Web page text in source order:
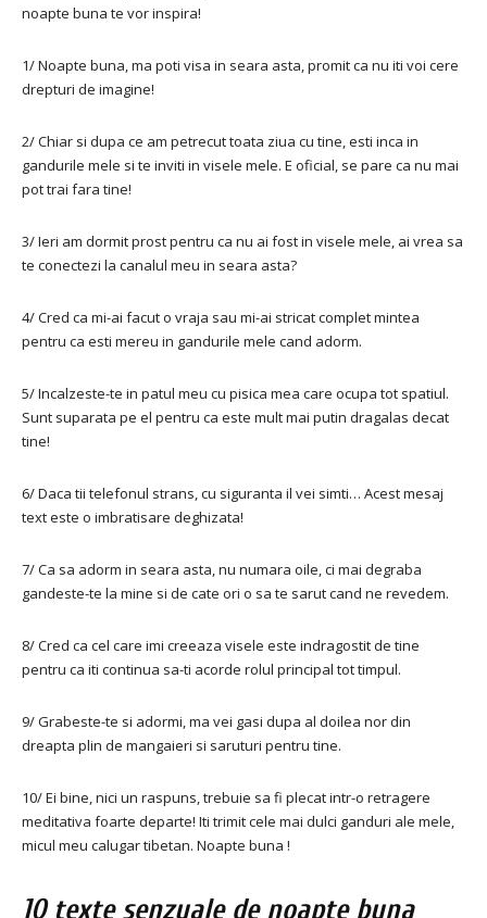
noapte buna te vor inspira!
1/ Noapte buna, ma poti visa in seara asta, promit ca nu iti voi cere
drepturi de imagine!
2/ Chiar si dupa ce am petrecut toata ziua cu tine, esti inca in
gandurile mele si te inviti in visele mele. E oficial, se pare ca nu mai
pot trai fara tine!
3/ Ieri am dormit prost pentru ca nu ai fost in visele mele, ai vrea sa
te conectezi la canalul meu in seara asta?
4/ Cred ca mi-ai facut o vraja sau mi-ai stricat complet mintea
pentru ca esti mereu in gandurile mele cand adorm.
5/ Incalzeste-te in patul meu cu pisica mea care ocupa tot spatiul.
Sunt suparata pe el pentru ca este mult mai putin dragalas decat
tine!
6/ Daca tii telefonul strans, cu siguranta il vei simti… Acest mesaj
text este o imbratisare deghizata!
7/ Ca sa adorm in seara asta, nu numara oile, ci mai degraba
gandeste-te la mine si de cate ori o sa te sarut cand ne revedem.
8/ Cred ca cel care imi creeaza visele este indragostit de tine
pentru ca iti continua sa-ti acorde rolul principal tot timpul.
9/ Grabeste-te si adormi, ma vei gasi dupa al doilea nor din
dreapta plin de mangaieri si saruturi pentru tine.
10/ Ei bine, nici un raspuns, trebuie sa fi plecat intr-o retragere
meditativa foarte departe! Iti trimit cele mai dulci ganduri ale mele,
micul meu calugar tibetan. Noapte buna !
10 texte senzuale de noapte buna